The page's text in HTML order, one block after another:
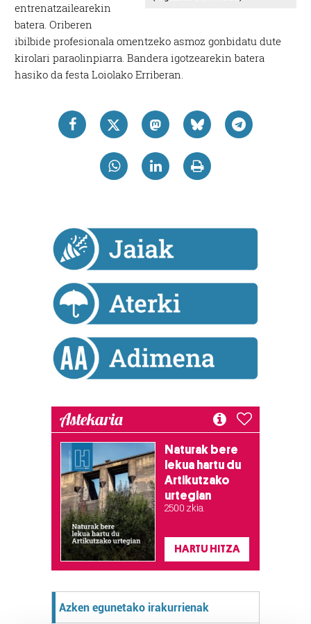
entrenatzailearekin
batera. Oriberen
ibilbide profesionala omentzeko asmoz gonbidatu dute
kirolari paraolinpiarra. Bandera igotzearekin batera
hasiko da festa Loiolako Erriberan.
Astekaria
Naturak bere
lekua hartu du
Artikutzako
urtegian
2.500 zkia.
HARTU HITZA
Azken egunetako irakurrienak